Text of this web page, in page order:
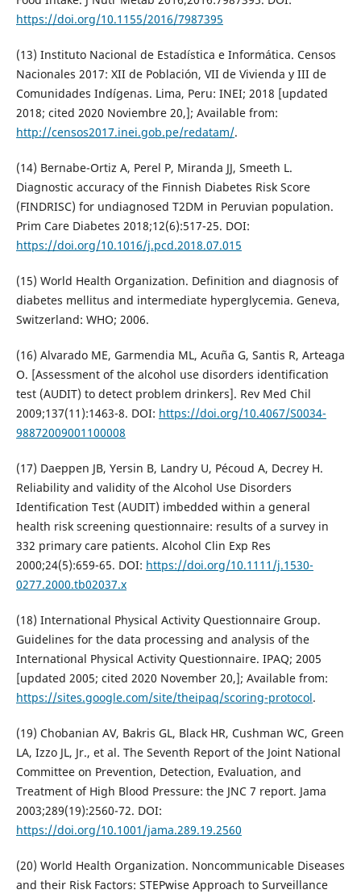
https://doi.org/10.1155/2016/7987395
(13) Instituto Nacional de Estadística e Informática. Censos
Nacionales 2017: XII de Población, VII de Vivienda y III de
Comunidades Indígenas. Lima, Peru: INEI; 2018 [updated
2018; cited 2020 Noviembre 20,]; Available from:
http://censos2017.inei.gob.pe/redatam/.
(14) Bernabe-Ortiz A, Perel P, Miranda JJ, Smeeth L.
Diagnostic accuracy of the Finnish Diabetes Risk Score
(FINDRISC) for undiagnosed T2DM in Peruvian population.
Prim Care Diabetes 2018;12(6):517-25. DOI:
https://doi.org/10.1016/j.pcd.2018.07.015
(15) World Health Organization. Definition and diagnosis of
diabetes mellitus and intermediate hyperglycemia. Geneva,
Switzerland: WHO; 2006.
(16) Alvarado ME, Garmendia ML, Acuña G, Santis R, Arteaga
O. [Assessment of the alcohol use disorders identification
test (AUDIT) to detect problem drinkers]. Rev Med Chil
2009;137(11):1463-8. DOI: https://doi.org/10.4067/S0034-
98872009001100008
(17) Daeppen JB, Yersin B, Landry U, Pécoud A, Decrey H.
Reliability and validity of the Alcohol Use Disorders
Identification Test (AUDIT) imbedded within a general
health risk screening questionnaire: results of a survey in
332 primary care patients. Alcohol Clin Exp Res
2000;24(5):659-65. DOI: https://doi.org/10.1111/j.1530-
0277.2000.tb02037.x
(18) International Physical Activity Questionnaire Group.
Guidelines for the data processing and analysis of the
International Physical Activity Questionnaire. IPAQ; 2005
[updated 2005; cited 2020 November 20,]; Available from:
https://sites.google.com/site/theipaq/scoring-protocol.
(19) Chobanian AV, Bakris GL, Black HR, Cushman WC, Green
LA, Izzo JL, Jr., et al. The Seventh Report of the Joint National
Committee on Prevention, Detection, Evaluation, and
Treatment of High Blood Pressure: the JNC 7 report. Jama
2003;289(19):2560-72. DOI:
https://doi.org/10.1001/jama.289.19.2560
(20) World Health Organization. Noncommunicable Diseases
and their Risk Factors: STEPwise Approach to Surveillance